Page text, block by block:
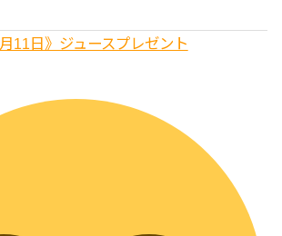
11日》ジュースプレゼント